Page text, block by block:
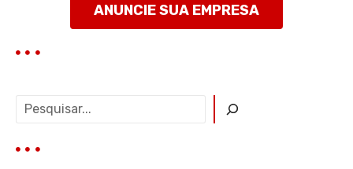
a
e
n
ANUNCIE SUA EMPRESA
q